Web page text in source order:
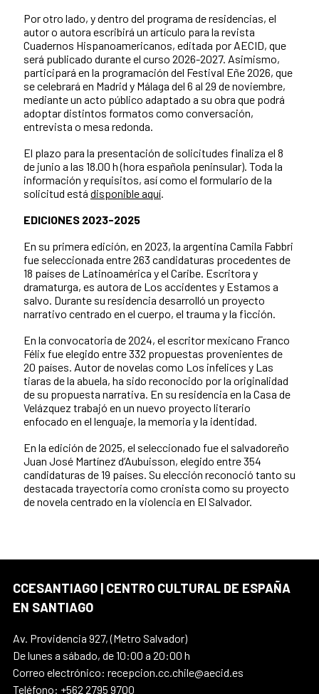
Por otro lado, y dentro del programa de residencias, el
autor o autora escribirá un artículo para la revista
Cuadernos Hispanoamericanos, editada por AECID, que
será publicado durante el curso 2026-2027. Asimismo,
participará en la programación del Festival Eñe 2026, que
se celebrará en Madrid y Málaga del 6 al 29 de noviembre,
mediante un acto público adaptado a su obra que podrá
adoptar distintos formatos como conversación,
entrevista o mesa redonda.
El plazo para la presentación de solicitudes finaliza el 8
de junio a las 18.00 h (hora española peninsular). Toda la
información y requisitos, así como el formulario de la
solicitud está disponible aquí.
EDICIONES 2023-2025
En su primera edición, en 2023, la argentina Camila Fabbri
fue seleccionada entre 263 candidaturas procedentes de
18 países de Latinoamérica y el Caribe. Escritora y
dramaturga, es autora de Los accidentes y Estamos a
salvo. Durante su residencia desarrolló un proyecto
narrativo centrado en el cuerpo, el trauma y la ficción.
En la convocatoria de 2024, el escritor mexicano Franco
Félix fue elegido entre 332 propuestas provenientes de
20 países. Autor de novelas como Los infelices y Las
tiaras de la abuela, ha sido reconocido por la originalidad
de su propuesta narrativa. En su residencia en la Casa de
Velázquez trabajó en un nuevo proyecto literario
enfocado en el lenguaje, la memoria y la identidad.
En la edición de 2025, el seleccionado fue el salvadoreño
Juan José Martínez d’Aubuisson, elegido entre 354
candidaturas de 19 países. Su elección reconoció tanto su
destacada trayectoria como cronista como su proyecto
de novela centrado en la violencia en El Salvador.
CCESANTIAGO | CENTRO CULTURAL DE ESPAÑA
EN SANTIAGO
Av. Providencia 927, (Metro Salvador)
De lunes a sábado, de 10:00 a 20:00 h
Correo electrónico: recepcion.cc.chile@aecid.es
Teléfono: +562 2795 9700